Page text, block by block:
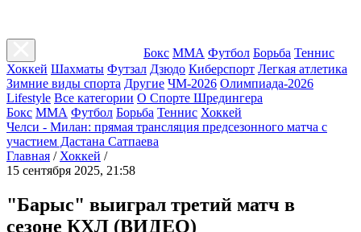
Бокс ММА Футбол Борьба Теннис
Хоккей Шахматы Футзал Дзюдо Киберспорт Легкая атлетика
Зимние виды спорта Другие ЧМ-2026 Олимпиада-2026
Lifestyle Все категории О Спорте Шредингера
Бокс ММА Футбол Борьба Теннис Хоккей
Челси - Милан: прямая трансляция предсезонного матча с
участием Дастана Сатпаева
Главная / Хоккей /
15 сентября 2025, 21:58
"Барыс" выиграл третий матч в
сезоне КХЛ (ВИДЕО)